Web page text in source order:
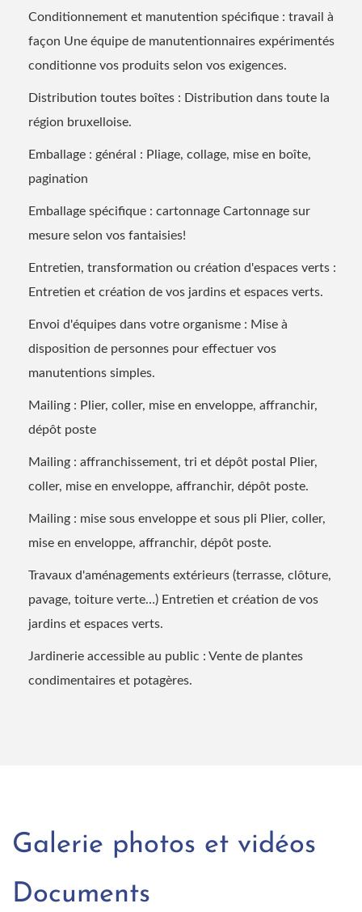
Conditionnement et manutention spécifique : travail à
façon Une équipe de manutentionnaires expérimentés
conditionne vos produits selon vos exigences.
Distribution toutes boîtes : Distribution dans toute la
région bruxelloise.
Emballage : général : Pliage, collage, mise en boîte,
pagination
Emballage spécifique : cartonnage Cartonnage sur
mesure selon vos fantaisies!
Entretien, transformation ou création d'espaces verts :
Entretien et création de vos jardins et espaces verts.
Envoi d'équipes dans votre organisme : Mise à
disposition de personnes pour effectuer vos
manutentions simples.
Mailing : Plier, coller, mise en enveloppe, affranchir,
dépôt poste
Mailing : affranchissement, tri et dépôt postal Plier,
coller, mise en enveloppe, affranchir, dépôt poste.
Mailing : mise sous enveloppe et sous pli Plier, coller,
mise en enveloppe, affranchir, dépôt poste.
Travaux d'aménagements extérieurs (terrasse, clôture,
pavage, toiture verte…) Entretien et création de vos
jardins et espaces verts.
Jardinerie accessible au public : Vente de plantes
condimentaires et potagères.
Galerie photos et vidéos
Documents